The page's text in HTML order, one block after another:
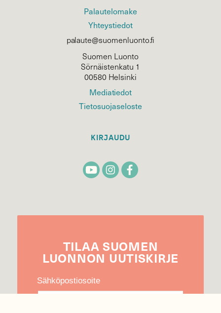
Palautelomake
Yhteystiedot
palaute@suomenluonto.fi
Suomen Luonto
Sörnäistenkatu 1
00580 Helsinki
Mediatiedot
Tietosuojaseloste
KIRJAUDU
TILAA SUOMEN
LUONNON UUTIS­KIRJE
Sähköpostiosoite